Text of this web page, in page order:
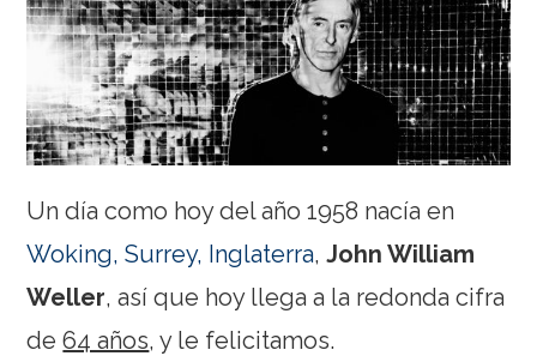
Un día como hoy del año 1958 nacía en
Woking, Surrey, Inglaterra,John William
Weller, así que hoy llega a la redonda cifra
de64 años, y le felicitamos.